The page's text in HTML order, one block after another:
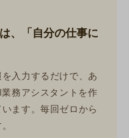
、「自分の仕事に
入力するだけで、あ
務アシスタントを作
ます。毎回ゼロから